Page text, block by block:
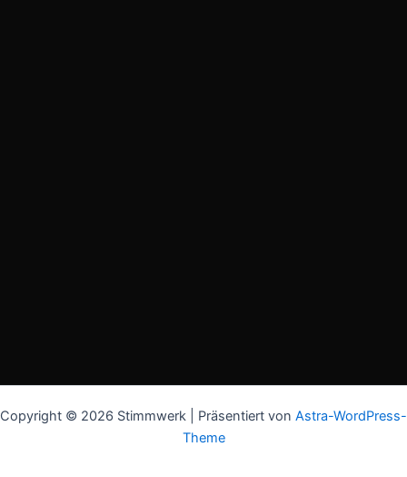
Copyright © 2026 Stimmwerk | Präsentiert von Astra-WordPress-
Theme